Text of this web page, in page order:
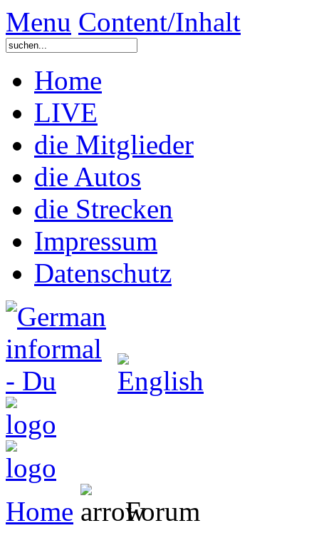
Menu Content/Inhalt
Home
LIVE
die Mitglieder
die Autos
die Strecken
Impressum
Datenschutz
Home Forum